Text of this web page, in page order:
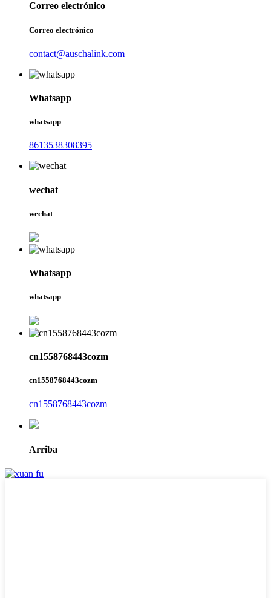
Correo electrónico
Correo electrónico
contact@auschalink.com
Whatsapp
whatsapp
8613538308395
wechat
wechat
Whatsapp
whatsapp
cn1558768443cozm
cn1558768443cozm
cn1558768443cozm
Arriba